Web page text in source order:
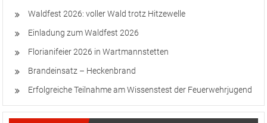
Einladung zum Waldfest 2026
Florianifeier 2026 in Wartmannstetten
Brandeinsatz – Heckenbrand
Erfolgreiche Teilnahme am Wissenstest der Feuerwehrjugend
Kategorien